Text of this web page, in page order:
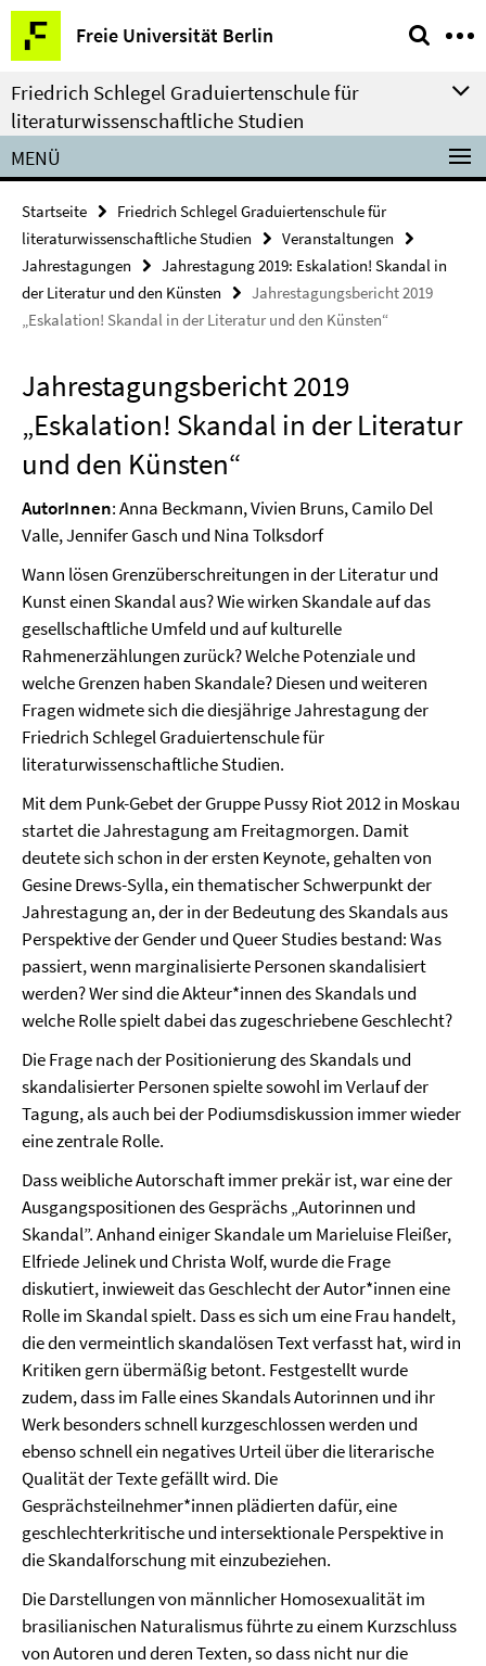
Springe
direkt
zu
Inhalt
Freie Universität Berlin
Service-
Navigation
Friedrich Schlegel Graduiertenschule für
literaturwissenschaftliche Studien
MENÜ
Startseite
Friedrich Schlegel Graduiertenschule für
literaturwissenschaftliche Studien
Veranstaltungen
Jahrestagungen
Jahrestagung 2019: Eskalation! Skandal in
der Literatur und den Künsten
Jahrestagungsbericht 2019
„Eskalation! Skandal in der Literatur und den Künsten“
Jahrestagungsbericht 2019
„Eskalation! Skandal in der Literatur
und den Künsten“
AutorInnen: Anna Beckmann, Vivien Bruns, Camilo Del
Valle, Jennifer Gasch und Nina Tolksdorf
Wann lösen Grenzüberschreitungen in der Literatur und
Kunst einen Skandal aus? Wie wirken Skandale auf das
gesellschaftliche Umfeld und auf kulturelle
Rahmenerzählungen zurück? Welche Potenziale und
welche Grenzen haben Skandale? Diesen und weiteren
Fragen widmete sich die diesjährige Jahrestagung der
Friedrich Schlegel Graduiertenschule für
literaturwissenschaftliche Studien.
Mit dem Punk-Gebet der Gruppe Pussy Riot 2012 in Moskau
startet die Jahrestagung am Freitagmorgen. Damit
deutete sich schon in der ersten Keynote, gehalten von
Gesine Drews-Sylla, ein thematischer Schwerpunkt der
Jahrestagung an, der in der Bedeutung des Skandals aus
Perspektive der Gender und Queer Studies bestand: Was
passiert, wenn marginalisierte Personen skandalisiert
werden? Wer sind die Akteur*innen des Skandals und
welche Rolle spielt dabei das zugeschriebene Geschlecht?
Die Frage nach der Positionierung des Skandals und
skandalisierter Personen spielte sowohl im Verlauf der
Tagung, als auch bei der Podiumsdiskussion immer wieder
eine zentrale Rolle.
Dass weibliche Autorschaft immer prekär ist, war eine der
Ausgangspositionen des Gesprächs „Autorinnen und
Skandal”. Anhand einiger Skandale um Marieluise Fleißer,
Elfriede Jelinek und Christa Wolf, wurde die Frage
diskutiert, inwieweit das Geschlecht der Autor*innen eine
Rolle im Skandal spielt. Dass es sich um eine Frau handelt,
die den vermeintlich skandalösen Text verfasst hat, wird in
Kritiken gern übermäßig betont. Festgestellt wurde
zudem, dass im Falle eines Skandals Autorinnen und ihr
Werk besonders schnell kurzgeschlossen werden und
ebenso schnell ein negatives Urteil über die literarische
Qualität der Texte gefällt wird. Die
Gesprächsteilnehmer*innen plädierten dafür, eine
geschlechterkritische und intersektionale Perspektive in
die Skandalforschung mit einzubeziehen.
Die Darstellungen von männlicher Homosexualität im
brasilianischen Naturalismus führte zu einem Kurzschluss
von Autoren und deren Texten, so dass nicht nur die